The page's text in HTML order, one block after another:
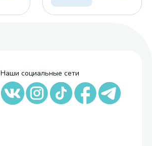
Наши социальные сети